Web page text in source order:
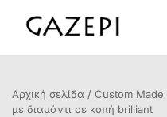
Αρχική σελίδα / Custom Made
με διαμάντι σε κοπή brilliant